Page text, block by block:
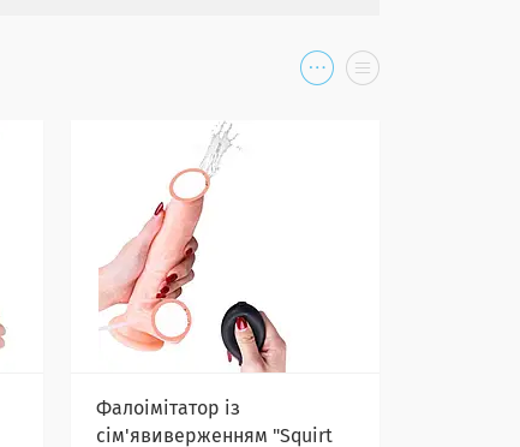
Фалоімітатор із
сім'явиверженням "Squirt